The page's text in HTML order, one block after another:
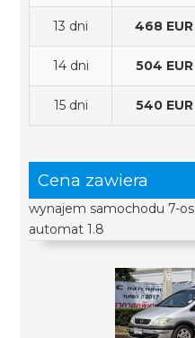
13 dni 468 EUR
14 dni 504 EUR
15 dni 540 EUR
Cena zawiera
wynajem samochodu 7-
automat 1.8